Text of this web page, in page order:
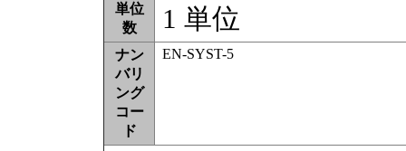
単位
数
1 単位
ナン
バリ
ング
コー
ド
EN-SYST-5